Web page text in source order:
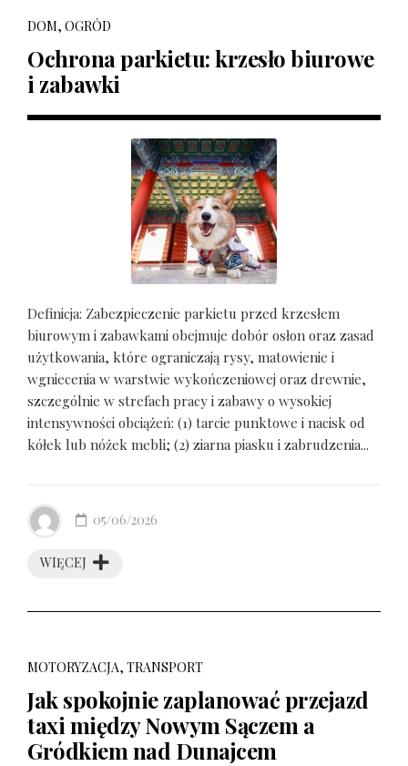
DOM, OGRÓD
Ochrona parkietu: krzesło biurowe
i zabawki
Definicja: Zabezpieczenie parkietu przed krzesłem
biurowym i zabawkami obejmuje dobór osłon oraz zasad
użytkowania, które ograniczają rysy, matowienie i
wgniecenia w warstwie wykończeniowej oraz drewnie,
szczególnie w strefach pracy i zabawy o wysokiej
intensywności obciążeń: (1) tarcie punktowe i nacisk od
kółek lub nóżek mebli; (2) ziarna piasku i zabrudzenia...
WIĘCEJ
05/06/2026
MOTORYZACJA, TRANSPORT
Jak spokojnie zaplanować przejazd
taxi między Nowym Sączem a
Gródkiem nad Dunajcem